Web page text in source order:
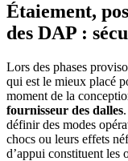
Étaiement,
des DAP :
Lors des phases
qui est le mieux placé
moment de la
fournisseur des dalles
définir des modes
chocs ou leurs effets
d’appui constituent les